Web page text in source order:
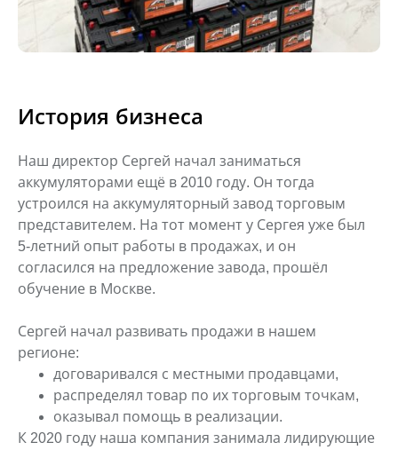
История бизнеса
Наш директор Сергей начал заниматься
аккумуляторами ещё в 2010 году. Он тогда
устроился на аккумуляторный завод торговым
представителем. На тот момент у Сергея уже был
5-летний опыт работы в продажах, и он
согласился на предложение завода, прошёл
обучение в Москве.
Сергей начал развивать продажи в нашем
регионе:
договаривался с местными продавцами,
распределял товар по их торговым точкам,
оказывал помощь в реализации.
К 2020 году наша компания занимала лидирующие